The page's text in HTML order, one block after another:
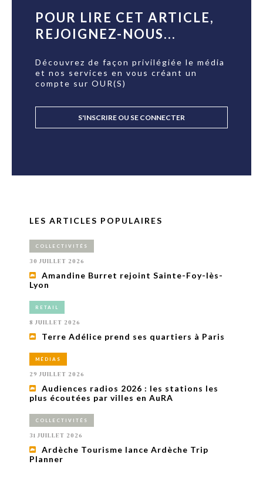
POUR LIRE CET ARTICLE,
REJOIGNEZ-NOUS...
Découvrez de façon privilégiée le média
et nos services en vous créant un
compte sur OUR(S)
S'INSCRIRE OU SE CONNECTER
LES ARTICLES POPULAIRES
COLLECTIVITÉS
30 JUILLET 2026
Amandine Burret rejoint Sainte-Foy-lès-
Lyon
RETAIL
8 JUILLET 2026
Terre Adélice prend ses quartiers à Paris
MÉDIAS
29 JUILLET 2026
Audiences radios 2026 : les stations les
plus écoutées par villes en AuRA
COLLECTIVITÉS
31 JUILLET 2026
Ardèche Tourisme lance Ardèche Trip
Planner